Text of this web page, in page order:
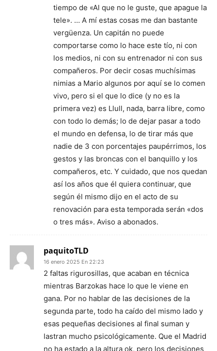
tiempo de «Al que no le guste, que apague la
tele». … A mí estas cosas me dan bastante
vergüenza. Un capitán no puede
comportarse como lo hace este tío, ni con
los medios, ni con su entrenador ni con sus
compañeros. Por decir cosas muchísimas
nimias a Mario algunos por aquí se lo comen
vivo, pero si el que lo dice (y no es la
primera vez) es Llull, nada, barra libre, como
con todo lo demás; lo de dejar pasar a todo
el mundo en defensa, lo de tirar más que
nadie de 3 con porcentajes paupérrimos, los
gestos y las broncas con el banquillo y los
compañeros, etc. Y cuidado, que nos quedan
así los años que él quiera continuar, que
según él mismo dijo en el acto de su
renovación para esta temporada serán «dos
o tres más». Aviso a abonados.
paquitoTLD
16 enero 2025 En 22:23
2 faltas rigurosillas, que acaban en técnica
mientras Barzokas hace lo que le viene en
gana. Por no hablar de las decisiones de la
segunda parte, todo ha caído del mismo lado y
esas pequeñas decisiones al final suman y
lastran mucho psicológicamente. Que el Madrid
no ha estado a la altura ok, pero los decisiones